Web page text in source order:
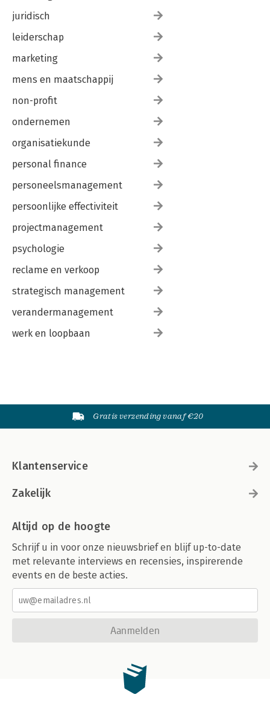
juridisch
leiderschap
marketing
mens en maatschappij
non-profit
ondernemen
organisatiekunde
personal finance
personeelsmanagement
persoonlijke effectiviteit
projectmanagement
psychologie
reclame en verkoop
strategisch management
verandermanagement
werk en loopbaan
Gratis verzending vanaf €20
Klantenservice
Zakelijk
Altijd op de hoogte
Schrijf u in voor onze nieuwsbrief en blijf up-to-date
met relevante interviews en recensies, inspirerende
events en de beste acties.
Aanmelden